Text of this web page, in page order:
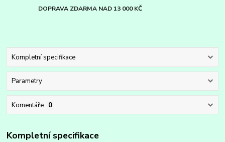
DOPRAVA ZDARMA NAD 13 000 KČ
Kompletní specifikace
Parametry
Komentáře 0
Kompletní specifikace